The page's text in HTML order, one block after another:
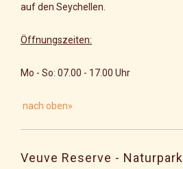
auf den Seychellen.
Öffnungszeiten:
Mo - So: 07.00 - 17.00 Uhr
nach oben»
Veuve Reserve - Naturpark